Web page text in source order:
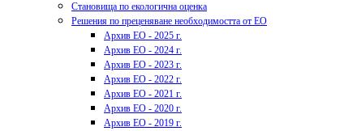
Становища по екологична оценка
Решения по преценяване необходимостта от ЕО
Архив ЕО - 2025 г.
Архив ЕО - 2024 г.
Архив ЕО - 2023 г.
Архив ЕО - 2022 г.
Архив ЕО - 2021 г.
Архив ЕО - 2020 г.
Архив ЕО - 2019 г.